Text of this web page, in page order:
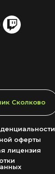
LET'S
GO!
лицензия
оферты
Сколково
GO!